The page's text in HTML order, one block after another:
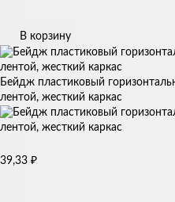
В корзину
Бейдж пластиковый
лентой, жесткий каркас
39,33 ₽